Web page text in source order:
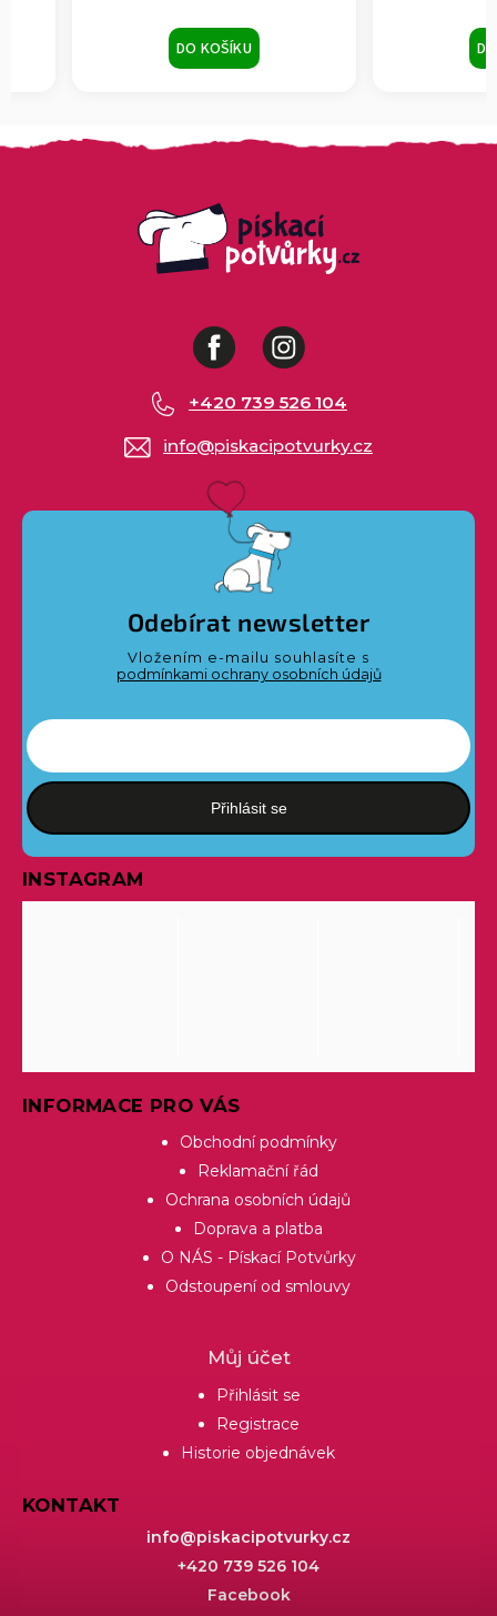
DO KOŠÍKU
FacebookInstagram
info@piskacipotvurky.cz
+420 739 526 104
Odebírat newsletter
Vložením e-mailu souhlasíte s
podmínkami ochrany osobních údajů
Přihlásit se
INSTAGRAM
INFORMACE PRO VÁS
Obchodní podmínky
Reklamační řád
Ochrana osobních údajů
Doprava a platba
O NÁS - Pískací Potvůrky
Odstoupení od smlouvy
Můj účet
Přihlásit se
Registrace
Historie objednávek
KONTAKT
info@piskacipotvurky.cz
+420 739 526 104
Facebook